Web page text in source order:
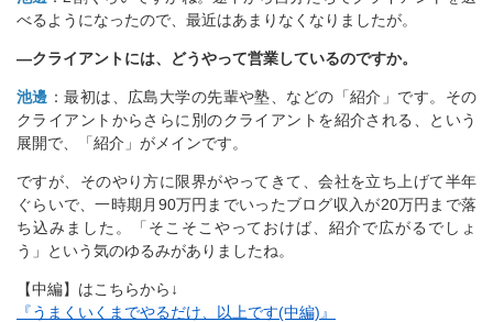
べるようになったので、最近はあまりなくなりましたが。
―クライアントには、どうやって営業しているのですか。
池邊 ：最初は、広島大学の先輩や塾、などの「紹介」です。その
クライアントからさらに別のクライアントを紹介される、という
展開で、「紹介」がメインです。
ですが、そのやり方に限界がやってきて、会社を立ち上げて半年
ぐらいで、一時期月90万円までいったブログ収入が20万円まで落
ち込みました。「そこそこやっておけば、紹介で広がるでしょ
う」という気のゆるみがありましたね。
【中編】はこちらから↓
『うまくいくまでやるだけ、以上です(中編)』